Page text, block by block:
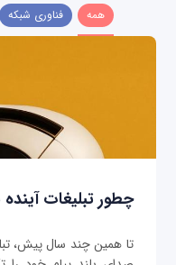
همه فناوری شبکه
چطور تبلیغات
تا همین چند سال پیش،